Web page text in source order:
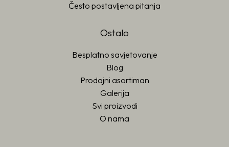
Često postavljena pitanja
Ostalo
Besplatno savjetovanje
Blog
Prodajni asortiman
Galerija
Svi proizvodi
O nama